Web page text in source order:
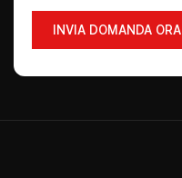
INVIA DOMANDA ORA